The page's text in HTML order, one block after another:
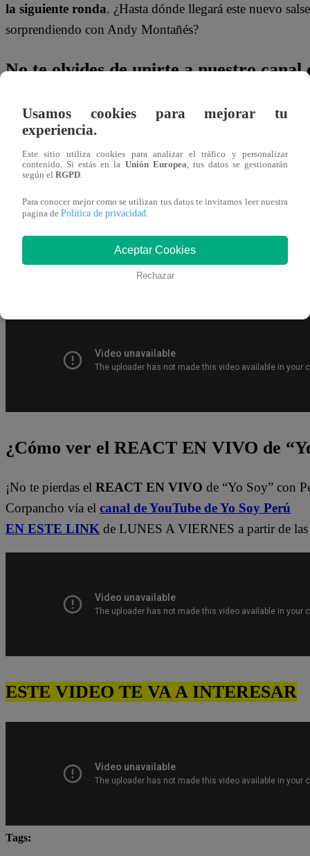
la siguiente ronda. ¿Hasta dónde llegará este nuevo
sorprendiendo con Andy Montañés?
No te olvides de unirte a nuestro canal
¡No te pierdas de contenido y noticiasEXCLUSIVAS
los talentos, obtén datos inéditos y noticias de última
https://whatsapp.com/channel/
¿Dónde ver todos los capítulos de “Yo
¡Latino! Todos los capítulos de “Yo Soy” están
canal de Youtube deYo Soy Perú. También pueden
¿Cómo ver el REACT EN VIVO de
¡No te pierdas el REACT EN VIVO de “Yo Soy” con
Corpancho vía el canal de YouTube de Yo Soy Perú
EN ESTE LINK de LUNES A VIERNES a partir de
ESTE VIDEO TE VA A INTERESAR
Tags:
Usamos cookies para mejorar tu
experiencia.
Este sitio utiliza cookies para analizar el tráfico y personalizar
contenido. Si estás en la Unión Europea, tus datos se gestionarán
según el RGPD.
Para conocer mejor como se utilizan tus datos te invitamos leer nuestra
pagina de Política de privacidad.
Aceptar Cookies
Rechazar